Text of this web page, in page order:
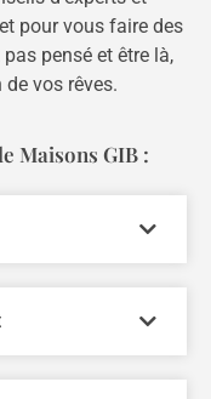
pour vous faire des
pensé et être là,
vos rêves.
Maisons GIB :